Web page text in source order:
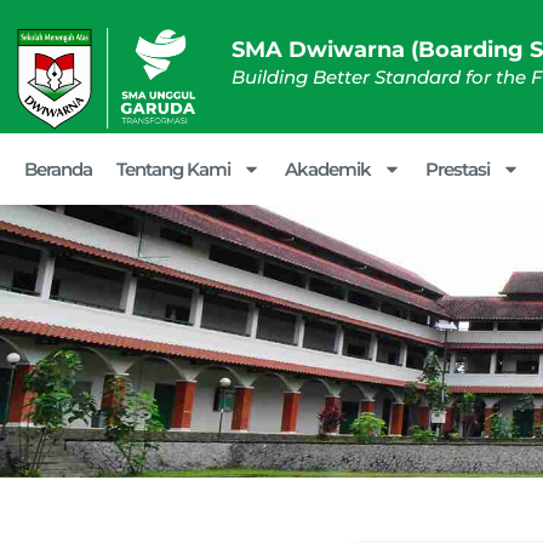
SMA Dwiwarna (Boarding
Building Better Standard for the
Beranda Tentang Kami Akademik Prestasi